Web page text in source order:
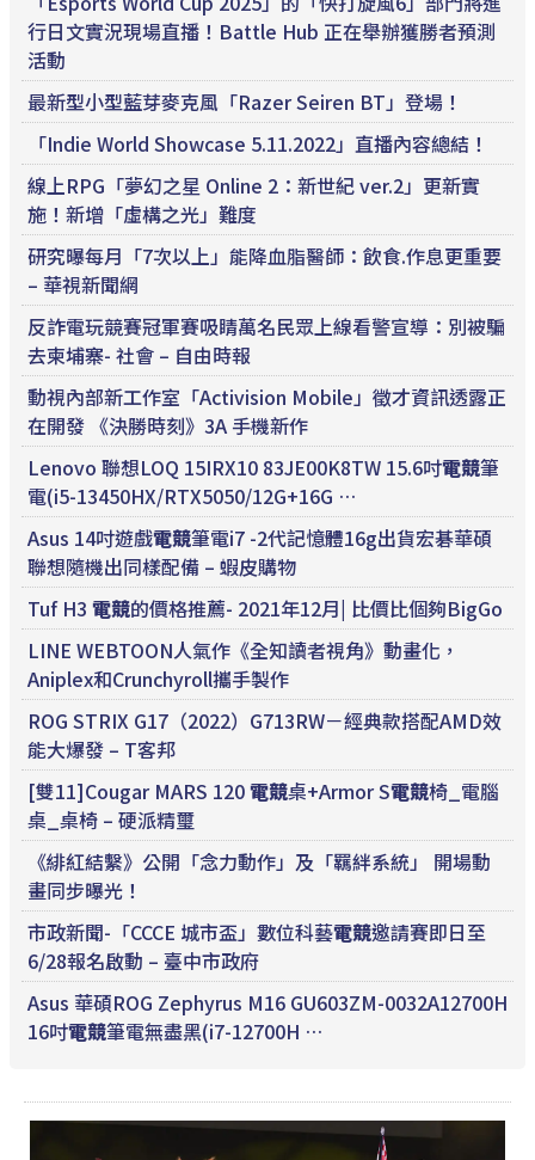
行日文實況現場直播！Battle Hub 正在舉辦獲勝者預測
活動
最新型小型藍芽麥克風「Razer Seiren BT」登場！
「Indie World Showcase 5.11.2022」直播內容總結！
線上RPG「夢幻之星 Online 2：新世紀 ver.2」更新實
施！新增「虛構之光」難度
研究曝每月「7次以上」能降血脂醫師：飲食.作息更重要
– 華視新聞網
反詐電玩競賽冠軍賽吸睛萬名民眾上線看警宣導：別被騙
去柬埔寨- 社會 – 自由時報
動視內部新工作室「Activision Mobile」徵才資訊透露正
在開發 《決勝時刻》3A 手機新作
Lenovo 聯想LOQ 15IRX10 83JE00K8TW 15.6吋電競筆
電(i5-13450HX/RTX5050/12G+16G …
Asus 14吋遊戲電競筆電i7 -2代記憶體16g出貨宏碁華碩
聯想隨機出同樣配備 – 蝦皮購物
Tuf H3 電競的價格推薦- 2021年12月| 比價比個夠BigGo
LINE WEBTOON人氣作《全知讀者視角》動畫化，
Aniplex和Crunchyroll攜手製作
ROG STRIX G17（2022）G713RW－經典款搭配AMD效
能大爆發 – T客邦
[雙11]Cougar MARS 120電競桌+Armor S電競椅_電腦
桌_桌椅 – 硬派精璽
《緋紅結繫》公開「念力動作」及「羈絆系統」 開場動
畫同步曝光！
市政新聞-「CCCE 城市盃」數位科藝電競邀請賽即日至
6/28報名啟動 – 臺中市政府
Asus 華碩ROG Zephyrus M16 GU603ZM-0032A12700H
16吋電競筆電無盡黑(i7-12700H …